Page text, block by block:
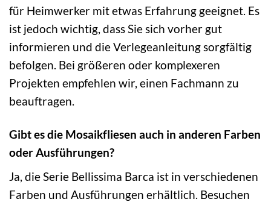
für Heimwerker mit etwas Erfahrung geeignet. Es
ist jedoch wichtig, dass Sie sich vorher gut
informieren und die Verlegeanleitung sorgfältig
befolgen. Bei größeren oder komplexeren
Projekten empfehlen wir, einen Fachmann zu
beauftragen.
Gibt es die Mosaikfliesen auch in anderen Farben
oder Ausführungen?
Ja, die Serie Bellissima Barca ist in verschiedenen
Farben und Ausführungen erhältlich. Besuchen